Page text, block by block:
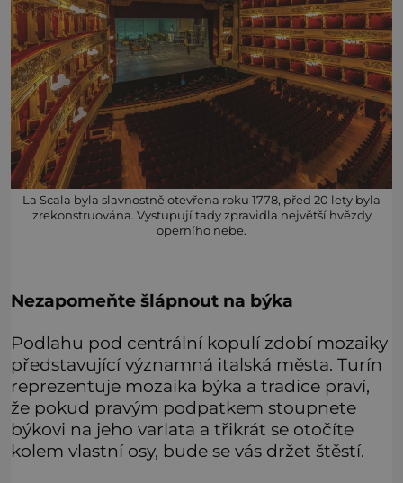
La Scala byla slavnostně otevřena roku 1778, před 20 lety byla
zrekonstruována. Vystupují tady zpravidla největší hvězdy
operního nebe.
Nezapomeňte šlápnout na býka
Podlahu pod centrální kopulí zdobí mozaiky
představující významná italská města. Turín
reprezentuje mozaika býka a tradice praví,
že pokud pravým podpatkem stoupnete
býkovi na jeho varlata a třikrát se otočíte
kolem vlastní osy, bude se vás držet štěstí.